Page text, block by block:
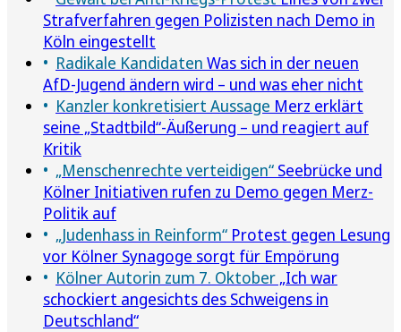
Strafverfahren gegen Polizisten nach Demo in
Köln eingestellt
Radikale Kandidaten Was sich in der neuen
AfD-Jugend ändern wird – und was eher nicht
Kanzler konkretisiert Aussage Merz erklärt
seine „Stadtbild“-Äußerung – und reagiert auf
Kritik
„Menschenrechte verteidigen“ Seebrücke und
Kölner Initiativen rufen zu Demo gegen Merz-
Politik auf
„Judenhass in Reinform“ Protest gegen Lesung
vor Kölner Synagoge sorgt für Empörung
Kölner Autorin zum 7. Oktober „Ich war
schockiert angesichts des Schweigens in
Deutschland“